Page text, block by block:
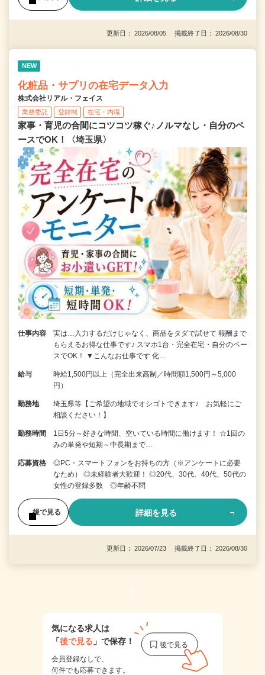
更新日： 2026/08/05 掲載終了日： 2026/08/30
NEW
化粧品・サプリの在宅データ入力
株式会社リアル・フェイス
業務委託 登録制 在宅・内職
家事・育児の合間にコツコツ稼ぐ♪ノルマなし・自分のペ
ースでOK！〈埼玉県〉
仕事内容
実は…入力するだけじゃなく、商品をタダで試せて 報酬まで
もらえるお得な仕事です♪ スマホ1台・完全在宅・自分のペー
スでOK！ ▼こんなお仕事です 化…
給与
時給1,500円以上（完全出来高制／時間額1,500円～5,000
円）
勤務地
埼玉県等【ご希望の地域でオシゴトできます♪ お気軽にご
相談ください！】
勤務時間
1日5分～好きな時間、空いている時間に働けます！ ☆1回の
みの単発や短期～中長期まで…
応募資格
◎PC・スマートフォンをお持ちの方（※アンケートに必要
なため） ◎未経験者大歓迎！ ◎20代、30代、40代、50代の
女性の登録多数 ◎年齢不問
後で見る 詳細を見る
更新日： 2026/07/23 掲載終了日： 2026/08/30
1
気になる求人は
「後で見る 」で保存！
会員登録なしで、
何件でも応募できます。